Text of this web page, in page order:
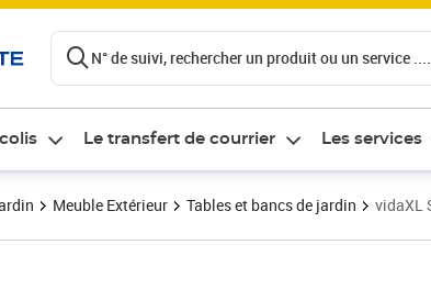
N° de suivi, rechercher un produit ou un service ....
Le transfert de courrier Les services
Meuble Extérieur Tables et bancs de jardin vidaXL